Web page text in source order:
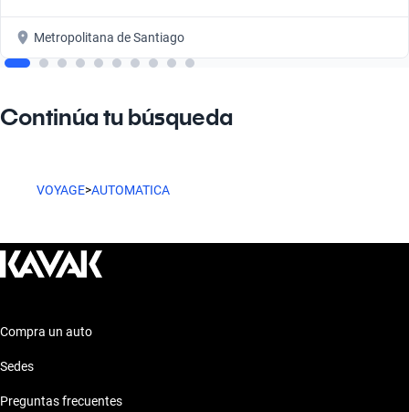
Metropolitana de Santiago
Continúa tu búsqueda
VOYAGE>AUTOMATICA
Compra un auto
Sedes
Preguntas frecuentes